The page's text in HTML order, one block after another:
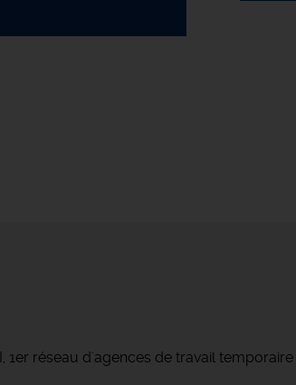
réseau d'agences de travail